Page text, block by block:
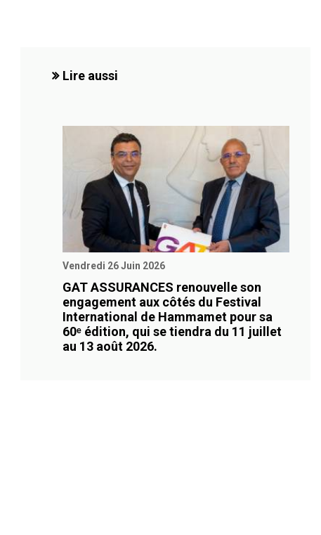
Lire aussi
Vendredi 26 Juin 2026
GAT ASSURANCES renouvelle son
engagement aux côtés du Festival
International de Hammamet pour sa
60ᵉ édition, qui se tiendra du 11 juillet
au 13 août 2026.